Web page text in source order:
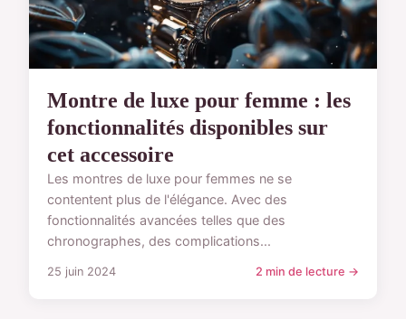
Montre de luxe pour femme : les
fonctionnalités disponibles sur
cet accessoire
Les montres de luxe pour femmes ne se
contentent plus de l'élégance. Avec des
fonctionnalités avancées telles que des
chronographes, des complications...
25 juin 2024 2 min de lecture →